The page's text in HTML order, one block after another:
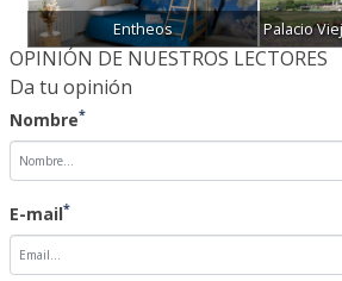
Entheos Palacio
OPINIÓN DE NUESTROS LECTORES
Da tu opinión
Nombre*
E-mail*